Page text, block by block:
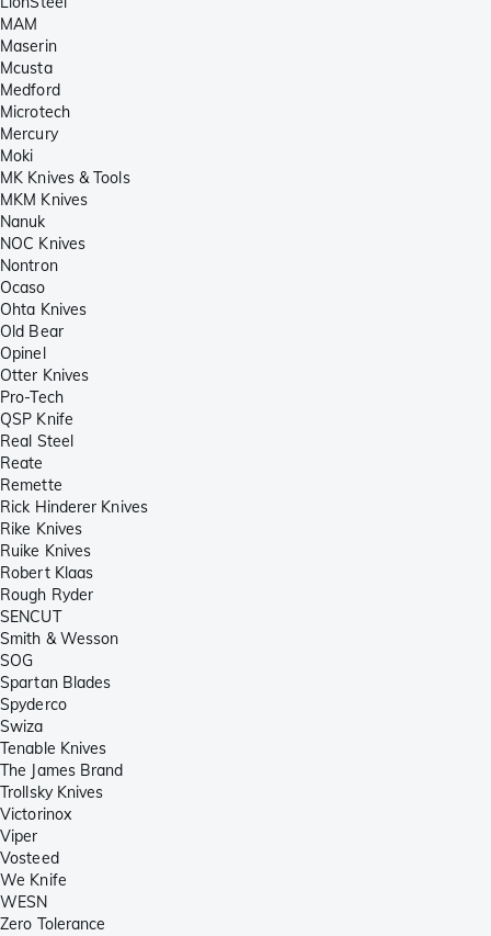
MAM
Maserin
Mcusta
Medford
Microtech
Mercury
Moki
MK Knives & Tools
MKM Knives
Nanuk
NOC Knives
Nontron
Ocaso
Ohta Knives
Old Bear
Opinel
Otter Knives
Pro-Tech
QSP Knife
Real Steel
Reate
Remette
Rick Hinderer Knives
Rike Knives
Ruike Knives
Robert Klaas
Rough Ryder
SENCUT
Smith & Wesson
SOG
Spartan Blades
Spyderco
Swiza
Tenable Knives
The James Brand
Trollsky Knives
Victorinox
Viper
Vosteed
We Knife
WESN
Zero Tolerance